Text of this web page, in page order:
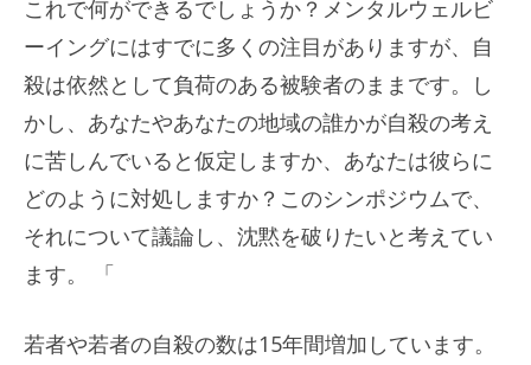
これで何ができるでしょうか？メンタルウェルビ
ーイングにはすでに多くの注目がありますが、自
殺は依然として負荷のある被験者のままです。し
かし、あなたやあなたの地域の誰かが自殺の考え
に苦しんでいると仮定しますか、あなたは彼らに
どのように対処しますか？このシンポジウムで、
それについて議論し、沈黙を破りたいと考えてい
ます。 「
若者や若者の自殺の数は15年間増加しています。